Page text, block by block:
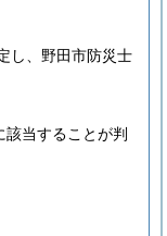
し、野田市防災士
該当することが判